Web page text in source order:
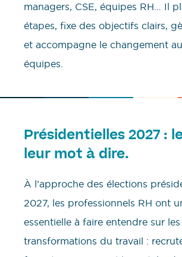
managers, CSE, équipes RH… Il
étapes, fixe des objectifs clairs,
et accompagne le changement
équipes.
Présidentielles 2027 :
leur mot à dire.
À l’approche des élections
2027, les professionnels RH ont
essentielle à faire entendre sur
transformations du travail :